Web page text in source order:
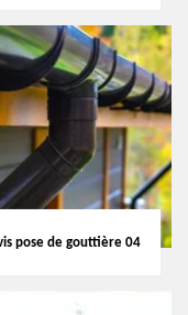
pose de gouttière 04